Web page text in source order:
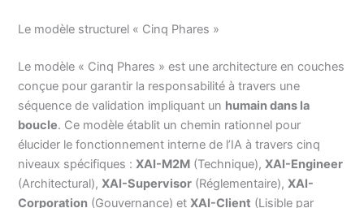
Le modèle structurel « Cinq Phares »
Le modèle « Cinq Phares » est une architecture en couches
conçue pour garantir la responsabilité à travers une
séquence de validation impliquant un humain dans la
boucle. Ce modèle établit un chemin rationnel pour
élucider le fonctionnement interne de l’IA à travers cinq
niveaux spécifiques :XAI-M2M (Technique),XAI-Engineer
(Architectural),XAI-Supervisor (Réglementaire),XAI-
Corporation (Gouvernance) etXAI-Client (Lisible par